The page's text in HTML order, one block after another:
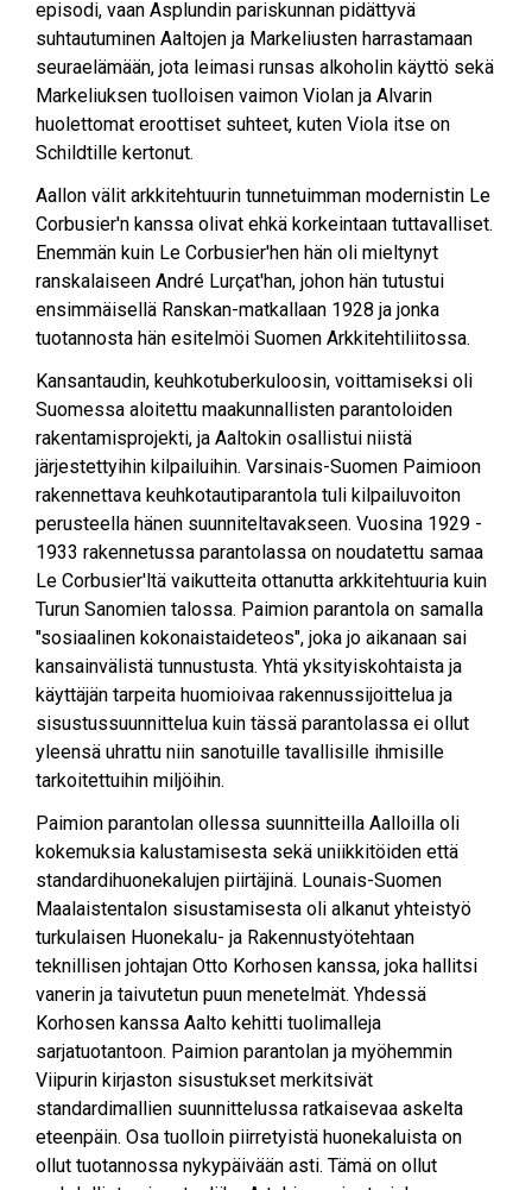
episodi, vaan Asplundin pariskunnan pidättyvä
suhtautuminen Aaltojen ja Markeliusten harrastamaan
seuraelämään, jota leimasi runsas alkoholin käyttö sekä
Markeliuksen tuolloisen vaimon Violan ja Alvarin
huolettomat eroottiset suhteet, kuten Viola itse on
Schildtille kertonut.
Aallon välit arkkitehtuurin tunnetuimman modernistin Le
Corbusier'n kanssa olivat ehkä korkeintaan tuttavalliset.
Enemmän kuin Le Corbusier'hen hän oli mieltynyt
ranskalaiseen André Lurçat'han, johon hän tutustui
ensimmäisellä Ranskan-matkallaan 1928 ja jonka
tuotannosta hän esitelmöi Suomen Arkkitehtiliitossa.
Kansantaudin, keuhkotuberkuloosin, voittamiseksi oli
Suomessa aloitettu maakunnallisten parantoloiden
rakentamisprojekti, ja Aaltokin osallistui niistä
järjestettyihin kilpailuihin. Varsinais-Suomen Paimioon
rakennettava keuhkotautiparantola tuli kilpailuvoiton
perusteella hänen suunniteltavakseen. Vuosina 1929 -
1933 rakennetussa parantolassa on noudatettu samaa
Le Corbusier'ltä vaikutteita ottanutta arkkitehtuuria kuin
Turun Sanomien talossa. Paimion parantola on samalla
"sosiaalinen kokonaistaideteos", joka jo aikanaan sai
kansainvälistä tunnustusta. Yhtä yksityiskohtaista ja
käyttäjän tarpeita huomioivaa rakennussijoittelua ja
sisustussuunnittelua kuin tässä parantolassa ei ollut
yleensä uhrattu niin sanotuille tavallisille ihmisille
tarkoitettuihin miljöihin.
Paimion parantolan ollessa suunnitteilla Aalloilla oli
kokemuksia kalustamisesta sekä uniikkitöiden että
standardihuonekalujen piirtäjinä. Lounais-Suomen
Maalaistentalon sisustamisesta oli alkanut yhteistyö
turkulaisen Huonekalu- ja Rakennustyötehtaan
teknillisen johtajan Otto Korhosen kanssa, joka hallitsi
vanerin ja taivutetun puun menetelmät. Yhdessä
Korhosen kanssa Aalto kehitti tuolimalleja
sarjatuotantoon. Paimion parantolan ja myöhemmin
Viipurin kirjaston sisustukset merkitsivät
standardimallien suunnittelussa ratkaisevaa askelta
eteenpäin. Osa tuolloin piirretyistä huonekaluista on
ollut tuotannossa nykypäivään asti. Tämä on ollut